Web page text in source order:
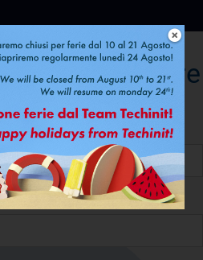
per richiedere